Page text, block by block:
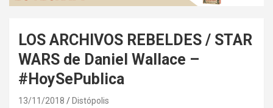
LOS ARCHIVOS REBELDES / STAR
WARS de Daniel Wallace –
#HoySePublica
13/11/2018 Distópolis